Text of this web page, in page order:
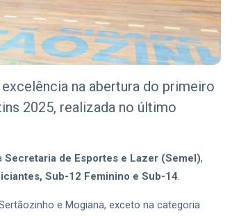
na abertura do primeiro
2025, realizada no último
Secretaria de Esportes e Lazer (Semel),
Sub-12 Feminino e Sub-14.
e Mogiana, exceto na categoria